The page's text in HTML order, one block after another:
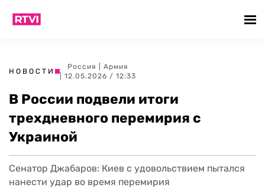
НОВОСТИ
Россия
Армия
| 12.05.2026 / 12:33
В России подвели итоги
трехдневного перемирия с
Украиной
Сенатор Джабаров: Киев с удовольствием пытался
нанести удар во время перемирия